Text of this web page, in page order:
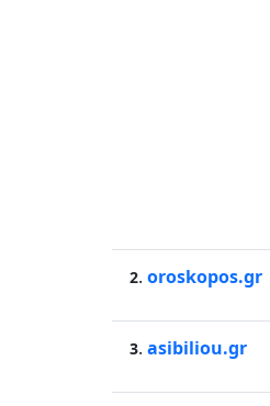
2. oroskopos.gr
3. asibiliou.gr